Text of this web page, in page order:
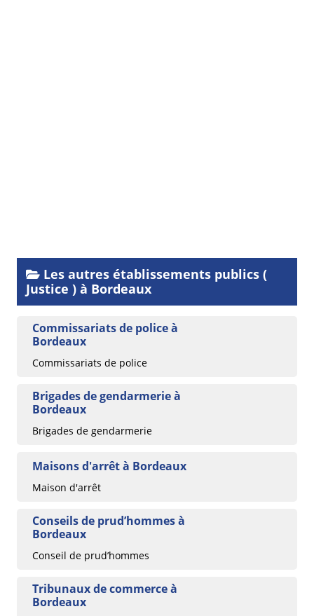
Les autres établissements publics (
Justice ) à Bordeaux
Commissariats de police à
Bordeaux
Commissariats de police
Brigades de gendarmerie à
Bordeaux
Brigades de gendarmerie
Maisons d'arrêt à Bordeaux
Maison d'arrêt
Conseils de prud’hommes à
Bordeaux
Conseil de prud’hommes
Tribunaux de commerce à
Bordeaux